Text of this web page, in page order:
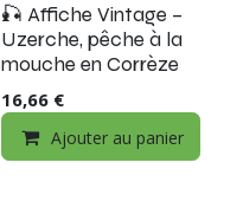
🎣 Affiche Vintage –
Uzerche, pêche à la
mouche en Corrèze
16,66€
Ajouter au panier